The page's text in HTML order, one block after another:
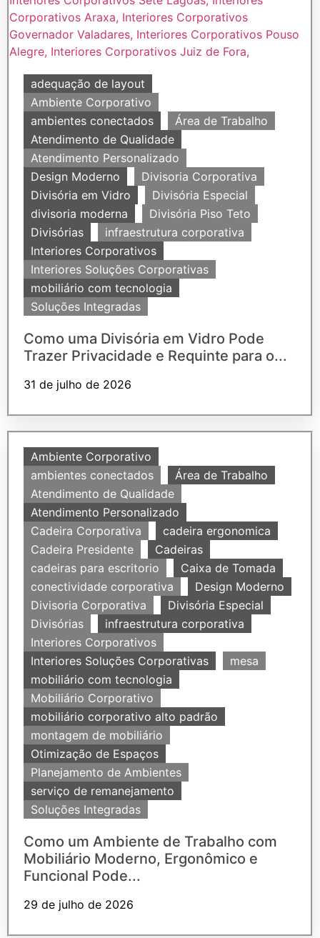
adequação de layout
Ambiente Corporativo
ambientes conectados
Área de Trabalho
Atendimento de Qualidade
Atendimento Personalizado
Design Moderno
Divisoria Corporativa
Divisória em Vidro
Divisória Especial
divisoria moderna
Divisória Piso Teto
Divisórias
infraestrutura corporativa
Interiores Corporativos
Interiores Soluções Corporativas
mobiliário com tecnologia
Soluções Integradas
Como uma Divisória em Vidro Pode
Trazer Privacidade e Requinte para o...
31 de julho de 2026
Ambiente Corporativo
ambientes conectados
Área de Trabalho
Atendimento de Qualidade
Atendimento Personalizado
Cadeira Corporativa
cadeira ergonomica
Cadeira Presidente
Cadeiras
cadeiras para escritorio
Caixa de Tomada
conectividade corporativa
Design Moderno
Divisoria Corporativa
Divisória Especial
Divisórias
infraestrutura corporativa
Interiores Corporativos
Interiores Soluções Corporativas
mesa
mobiliário com tecnologia
Mobiliário Corporativo
mobiliário corporativo alto padrão
montagem de mobiliário
Otimização de Espaços
Planejamento de Ambientes
serviço de remanejamento
Soluções Integradas
Como um Ambiente de Trabalho com
Mobiliário Moderno, Ergonômico e
Funcional Pode...
29 de julho de 2026